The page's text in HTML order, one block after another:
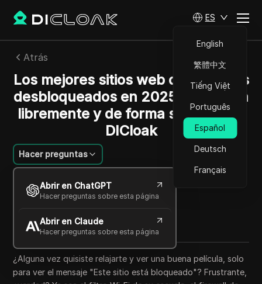
ES
English
繁體中文
Tiếng Việt
Português
Español
Deutsch
Français
Atrás
Los mejores sitios web de películas
desbloqueados en 2025: transmita
libremente y de forma segura con
DICloak
Hacer preguntas
Abrir en ChatGPT
Hacer preguntas sobre esta página
Abrir en Claude
Hacer preguntas sobre esta página
Li Minghui
16 oct 2025 5 minuto de lectura
Copy Link
¿Alguna vez quisiste relajarte y ver una buena película, solo
para ver el mensaje "Este sitio está bloqueado"? Frustrante,